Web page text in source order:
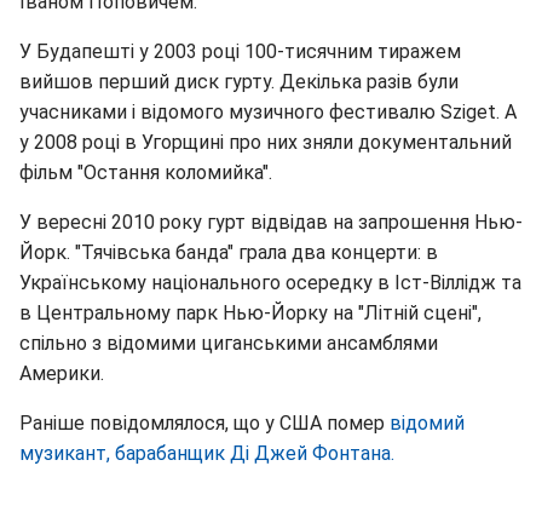
У Будапешті у 2003 році 100-тисячним тиражем
вийшов перший диск гурту. Декілька разів були
учасниками і відомого музичного фестивалю Sziget. А
у 2008 році в Угорщині про них зняли документальний
фільм "Остання коломийка".
У вересні 2010 року гурт відвідав на запрошення Нью-
Йорк. "Тячівська банда" грала два концерти: в
Українському національного осередку в Іст-Віллідж та
в Центральному парк Нью-Йорку на "Літній сцені",
спільно з відомими циганськими ансамблями
Америки.
Раніше повідомлялося, що у США помер відомий
музикант, барабанщик Ді Джей Фонтана.